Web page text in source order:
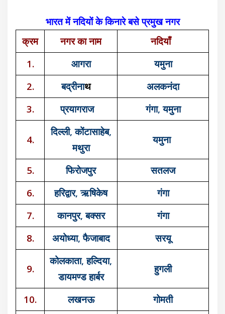
भारत में नदियों के किनारे बसे प्रमुख नगर
क्रम
नगरका नाम
नदियाँ
1.
आगरा
यमुना
2.
बद्रीनाथ
अलकनंदा
3.
प्रयागराज गंगा, यमुना
4.
दिल्ली, कोंटासाहेब,
मथुरा
यमुना
5. फिरोजपुर
सतलज
6.
हरिद्वार, ऋषिकेष
गंगा
7.
कानपुर, बक्सर
गंगा
8.
अयोध्या, फैजाबाद सरयू
9.
कोलकाता, हल्दिया,
डायमण्ड हार्बर
हुगली
10. लखनऊ
गोमती